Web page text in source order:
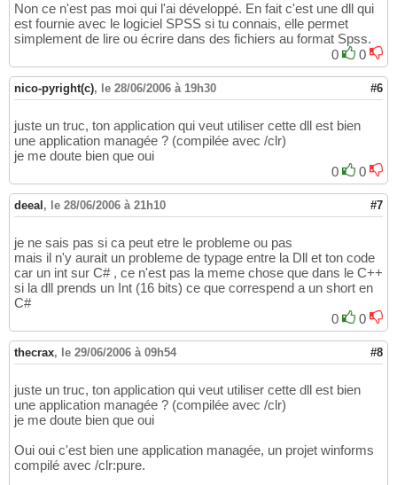
Non ce n'est pas moi qui l'ai développé. En fait c'est une dll qui
est fournie avec le logiciel SPSS si tu connais, elle permet
simplement de lire ou écrire dans des fichiers au format Spss.
0
0
nico-pyright(c), le 28/06/2006 à 19h30 #6
juste un truc, ton application qui veut utiliser cette dll est bien
une application managée ? (compilée avec /clr)
je me doute bien que oui
0
0
deeal , le 28/06/2006 à 21h10 #7
je ne sais pas si ca peut etre le probleme ou pas
mais il n'y aurait un probleme de typage entre la Dll et ton code
car un int sur C# , ce n'est pas la meme chose que dans le C++
si la dll prends un Int (16 bits) ce que correspend a un short en
C#
0
0
thecrax, le 29/06/2006 à 09h54 #8
juste un truc, ton application qui veut utiliser cette dll est bien
une application managée ? (compilée avec /clr)
je me doute bien que oui
Oui oui c'est bien une application managée, un projet winforms
compilé avec /clr:pure.